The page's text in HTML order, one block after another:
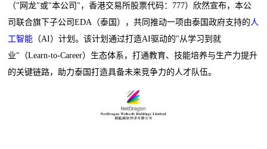
（"网龙"或"本公司"，香港交易所股票代码：777）欣然宣布，本公
司联合旗下子公司EDA（泰国），共同推动一项由泰国政府支持的 人
工智能 （AI）计划。该计划通过打造AI驱动的"从学习到就
业"（Learn-to-Career）生态体系，打通教育、技能培养与生产力提升
的关键链路，助力泰国打造具备未来竞争力的人才队伍。